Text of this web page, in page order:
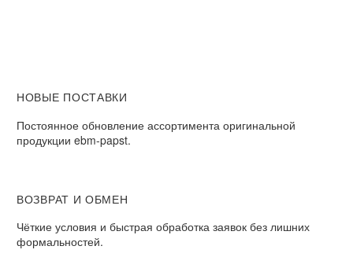
НОВЫЕ ПОСТАВКИ
Постоянное обновление ассортимента оригинальной
продукции ebm-papst.
ВОЗВРАТ И ОБМЕН
Чёткие условия и быстрая обработка заявок без лишних
формальностей.